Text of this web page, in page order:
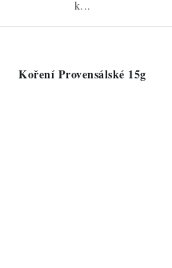
k...
Koření Provensálské 15g